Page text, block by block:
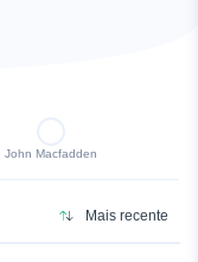
John Macfadden
Mais recente